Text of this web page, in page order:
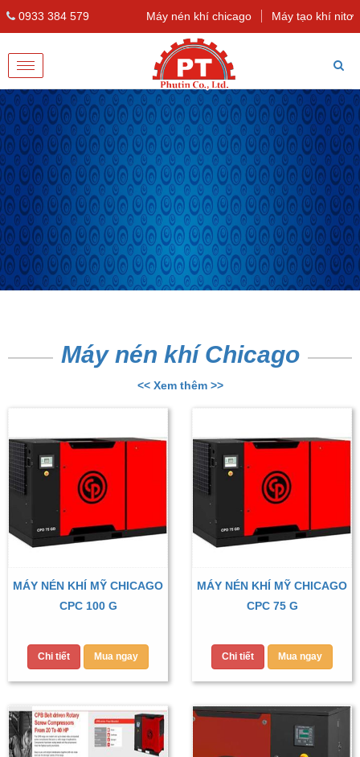
0933 384 579 Máy nén khí chicago Máy tạo khí nitơ
Toggle
navigation
Máy nén khí Chicago
<< Xem thêm >>
MÁY NÉN KHÍ MỸ CHICAGO
CPC 100 G
Chi tiết Mua ngay
MÁY NÉN KHÍ MỸ CHICAGO
CPC 75 G
Chi tiết Mua ngay